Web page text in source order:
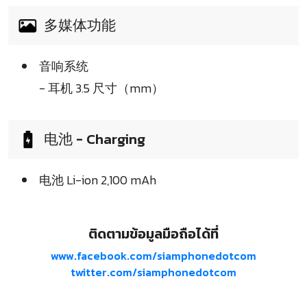
多媒体功能
音响系统
- 耳机 3.5 尺寸（mm）
电池 - Charging
电池 Li-ion 2,100 mAh
ติดตามข้อมูลมือถือได้ที่
www.facebook.com/siamphonedotcom
twitter.com/siamphonedotcom